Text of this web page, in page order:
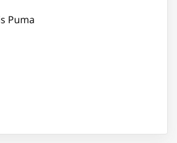
Puma